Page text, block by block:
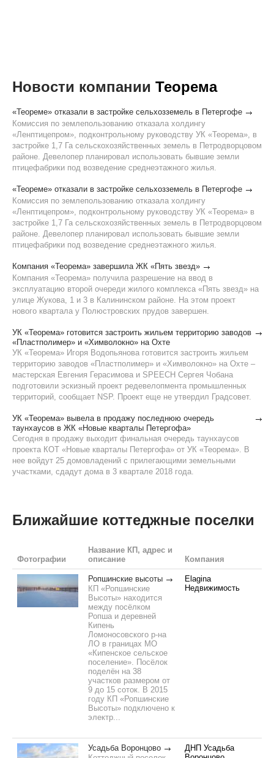
Новости компании Теорема
«Теореме» отказали в застройке сельхозземель в Петергофе
Комиссия по землепользованию отказала холдингу
«Ленптицепром», подконтрольному руководству УК «Теорема», в
застройке 1,7 Га сельскохозяйственных земель в Петродворцовом
районе. Девелопер планировал использовать бывшие земли
птицефабрики под возведение среднеэтажного жилья.
«Теореме» отказали в застройке сельхозземель в Петергофе
Комиссия по землепользованию отказала холдингу
«Ленптицепром», подконтрольному руководству УК «Теорема» в
застройке 1,7 Га сельскохозяйственных земель в Петродворцовом
районе. Девелопер планировал использовать бывшие земли
птицефабрики под возведение среднеэтажного жилья.
Компания «Теорема» завершила ЖК «Пять звезд»
Компания «Теорема» получила разрешение на ввод в
эксплуатацию второй очереди жилого комплекса «Пять звезд» на
улице Жукова, 1 и 3 в Калининском районе. На этом проект
нового квартала у Полюстровских прудов завершен.
УК «Теорема» готовится застроить жильем территорию заводов
«Пластполимер» и «Химволокно» на Охте
УК «Теорема» Игоря Водопьянова готовится застроить жильем
территорию заводов «Пластполимер» и «Химволокно» на Охте –
мастерская Евгения Герасимова и SPEECH Сергея Чобана
подготовили эскизный проект редевелопмента промышленных
территорий, сообщает NSP. Проект еще не утвердил Градсовет.
УК «Теорема» вывела в продажу последнюю очередь
таунхаусов в ЖК «Новые кварталы Петергофа»
Сегодня в продажу выходит финальная очередь таунхаусов
проекта КОТ «Новые кварталы Петергофа» от УК «Теорема». В
нее войдут 25 домовладений с прилегающими земельными
участками, сдадут дома в 3 квартале 2018 года.
Ближайшие коттеджные поселки
Фотографии
Название КП, адрес и
описание
Компания
Ропшинские высоты
КП «Ропшинские
Высоты» находится
между посёлком
Ропша и деревней
Кипень
Ломоносовского р-на
ЛО в границах МО
«Кипенское сельское
поселение». Посёлок
поделён на 38
участков размером от
9 до 15 соток. В 2015
году КП «Ропшинские
Высоты» подключено к
электр...
Elagina
Недвижимость
Усадьба Воронцово
ДНП Усадьба